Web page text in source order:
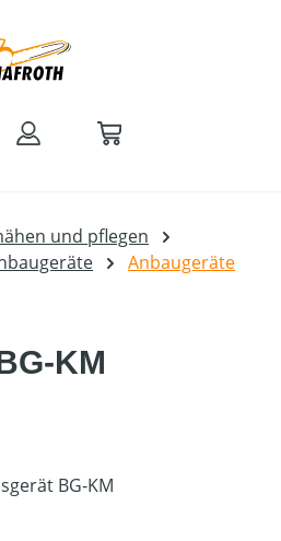
und pflegen
Anbaugeräte
KM